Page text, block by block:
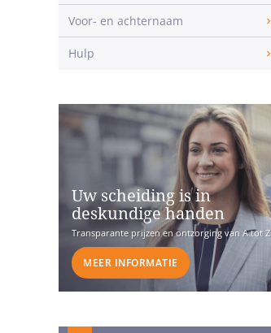
Voor- en achternaam
Hulp
Uw scheiding is in
deskundige handen
Transparante prijzen en ontzorging van A tot Z
MEER INFORMATIE